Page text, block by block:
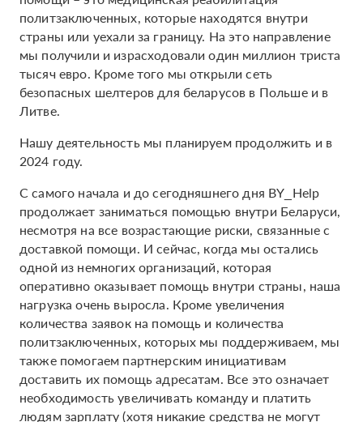
политзаключенных, которые находятся внутри
страны или уехали за границу. На это направление
мы получили и израсходовали один миллион триста
тысяч евро. Кроме того мы открыли сеть
безопасных шелтеров для беларусов в Польше и в
Литве.
Нашу деятельность мы планируем продолжить и в
2024 году.
С самого начала и до сегодняшнего дня BY_Help
продолжает заниматься помощью внутри Беларуси,
несмотря на все возрастающие риски, связанные с
доставкой помощи. И сейчас, когда мы остались
одной из немногих организаций, которая
оперативно оказывает помощь внутри страны, наша
нагрузка очень выросла. Кроме увеличения
количества заявок на помощь и количества
политзаключенных, которых мы поддерживаем, мы
также помогаем партнерским инициативам
доставить их помощь адресатам. Все это означает
необходимость увеличивать команду и платить
людям зарплату (хотя никакие средства не могут